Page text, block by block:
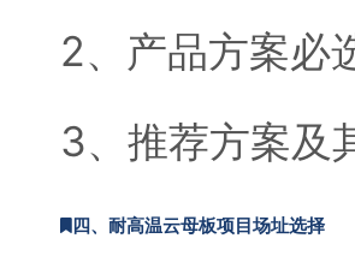
2、产品方案必
3、推荐方案及
四、耐高温云母板项目场址选择